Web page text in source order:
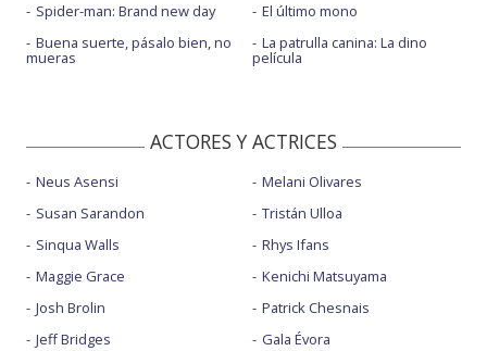
Spider-man: Brand new day
Buena suerte, pásalo bien, no
mueras
El último mono
La patrulla canina: La dino
película
ACTORES Y ACTRICES
Neus Asensi
Susan Sarandon
Sinqua Walls
Maggie Grace
Josh Brolin
Jeff Bridges
Melani Olivares
Tristán Ulloa
Rhys Ifans
Kenichi Matsuyama
Patrick Chesnais
Gala Évora